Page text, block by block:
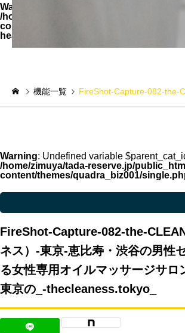
Warning
/home/zimuya/tada-reserve.jp/
content/themes/quadra_biz001/template-
header-title.php
機能一覧 FireShot-Capture-082-the-
Warning: Undefined variable
/home/zimuya/tada-reserve.jp/
content/themes/quadra_biz001/
FireShot-Capture-082-the-
ネス）-東京-恵比寿・渋谷の男性
る女性専用オイルマッサージサロ
東京の_-thecleaness.tokyo_